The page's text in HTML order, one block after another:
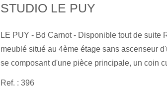
STUDIO LE PUY
LE PUY - Bd Carnot - Disponible tout de suite
meublé situé au 4ème étage sans ascenseur
se composant d'une pièce principale, un coin
Ref. : 396